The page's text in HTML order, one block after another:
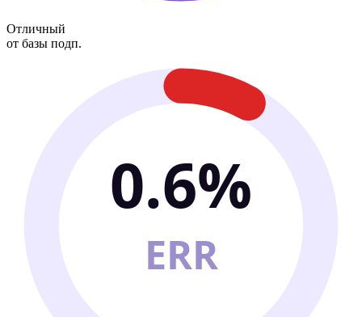
Отличный
от базы подп.
0.6%
ERR